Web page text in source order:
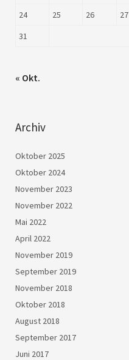
24
25 26 27
31
« Okt.
Archiv
Oktober 2025
Oktober 2024
November 2023
November 2022
Mai 2022
April 2022
November 2019
September 2019
November 2018
Oktober 2018
August 2018
September 2017
Juni 2017